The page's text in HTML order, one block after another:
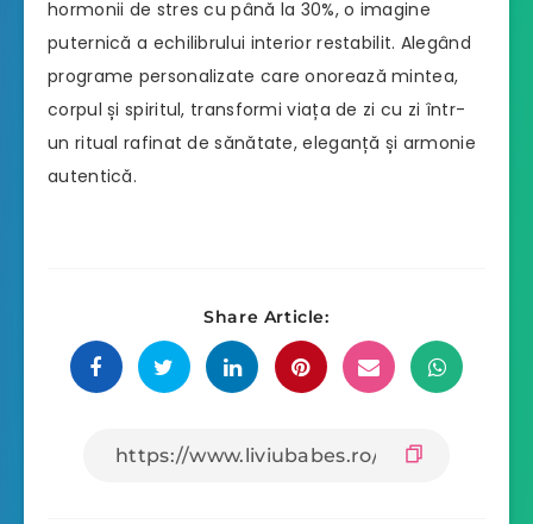
hormonii de stres cu până la 30%, o imagine
puternică a echilibrului interior restabilit. Alegând
programe personalizate care onorează mintea,
corpul și spiritul, transformi viața de zi cu zi într-
un ritual rafinat de sănătate, eleganță și armonie
autentică.
Share Article: